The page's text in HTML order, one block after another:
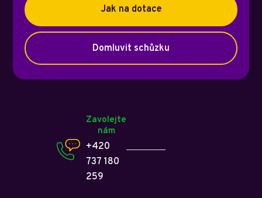
Jak na dotace
Domluvit schůzku
Zavolejte
nám
+420
737 180
259